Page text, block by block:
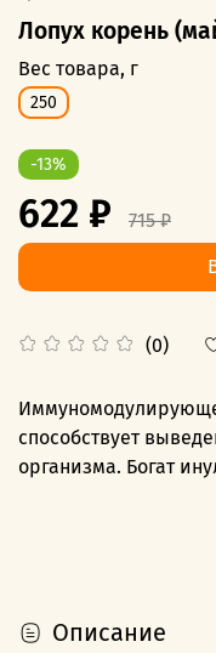
Лопух корень
(0)
Вес товара, г
250
-13%
622 ₽
715 ₽
способствует
организма. Богат
Описание